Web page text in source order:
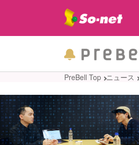
PreBell Top ニュース